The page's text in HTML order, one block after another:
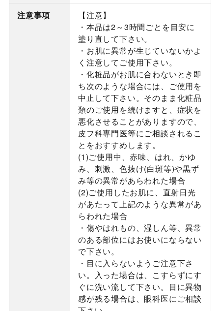
注意事項
【注意】
・本品は2～3時間ごとを目安に
塗り直して下さい。
・お肌に異常が生じていないかよ
く注意してご使用下さい。
・化粧品がお肌に合わないとき即
ち次のような場合には、ご使用を
中止して下さい。そのまま化粧品
類のご使用を続けますと、症状を
悪化させることがありますので、
皮フ科専門医等にご相談されるこ
とをおすすめします。
(1)ご使用中、赤味、はれ、かゆ
み、刺激、色抜け(白斑等)や黒ず
み等の異常があらわれた場合
(2)ご使用したお肌に、直射日光
があたって上記のような異常があ
らわれた場合
・傷やはれもの、湿しん等、異常
のある部位にはお使いにならない
で下さい。
・目に入らないようご注意下さ
い。入った場合は、こすらずにす
ぐに洗い流して下さい。目に異物
感が残る場合は、眼科医にご相談